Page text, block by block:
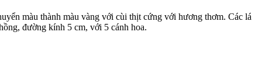
màu thành màu vàng với cùi thịt cứng với hương thơm. Các lá
đường kính 5 cm, với 5 cánh hoa.